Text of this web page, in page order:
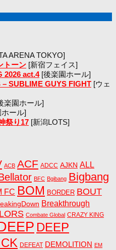
ARENA TOKYO]
トーン [新宿フェイス]
2026 act.4[後楽園ホール]
SUBLIME GUYS FIGHT [ウェ
楽園ホール]
ール]
祭り17 [新潟LOTS]
ACB ACF ADCC AJKN ALL
BFC Bgibang Bigbang
FC BOM BORDER BOUT
Breakthrough
Combate Global CRAZY KING
DEEP
DEFEAT DEMOLITION EM